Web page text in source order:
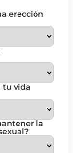
erección
tu vida
la